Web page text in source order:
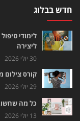
חדש בבלוג
לימודי
ליצירה
30 יולי 2026
קורס צילום
29 יולי 2026
כל מה
13 יולי 2026